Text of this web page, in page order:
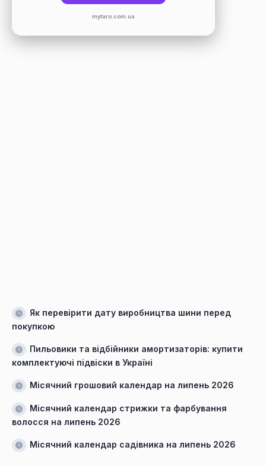
mytaro.com.ua
Як перевірити дату виробництва шини перед
покупкою
Пильовики та відбійники амортизаторів: купити
комплектуючі підвіски в Україні
Місячний грошовий календар на липень 2026
Місячний календар стрижки та фарбування
волосся на липень 2026
Місячний календар садівника на липень 2026